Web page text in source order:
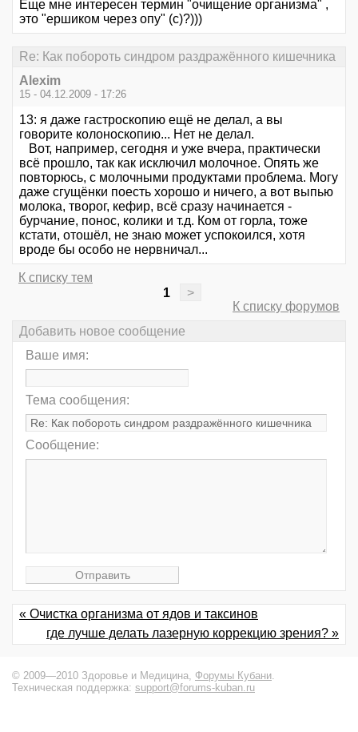
Еще мне интересен термин "очищение организма" ,
это "ершиком через опу" (c)?)))
Re: Как побороть синдром раздражённого кишечника
Alexim
15 - 04.12.2009 - 17:26
13: я даже гастроскопию ещё не делал, а вы
говорите колоноскопию... Нет не делал.
Вот, например, сегодня и уже вчера, практически
всё прошло, так как исключил молочное. Опять же
повторюсь, с молочными продуктами проблема. Могу
даже сгущёнки поесть хорошо и ничего, а вот выпью
молока, творог, кефир, всё сразу начинается -
бурчание, понос, колики и т.д. Ком от горла, тоже
кстати, отошёл, не знаю может успокоился, хотя
вроде бы особо не нервничал...
К списку тем
1
>
К списку форумов
Добавить новое сообщение
Ваше имя:
Тема сообщения:
Сообщение:
« Очистка организма от ядов и таксинов
где лучше делать лазерную коррекцию зрения? »
© 2009—2010 Здоровье и Медицина, Форумы Кубани
Техническая поддержка: support@forums-kuban.ru